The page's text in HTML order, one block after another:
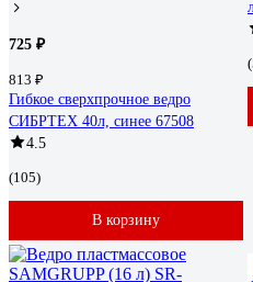
725 ₽
813 ₽
Гибкое сверхпрочное ведро
СИБРТЕХ 40л, синее 67508
4.5
(105)
В корзину